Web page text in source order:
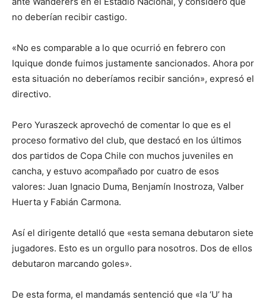
no deberían recibir castigo.
«No es comparable a lo que ocurrió en febrero con
Iquique donde fuimos justamente sancionados. Ahora por
esta situación no deberíamos recibir sanción», expresó el
directivo.
Pero Yuraszeck aprovechó de comentar lo que es el
proceso formativo del club, que destacó en los últimos
dos partidos de Copa Chile con muchos juveniles en
cancha, y estuvo acompañado por cuatro de esos
valores: Juan Ignacio Duma, Benjamín Inostroza, Valber
Huerta y Fabián Carmona.
Así el dirigente detalló que «esta semana debutaron siete
jugadores. Esto es un orgullo para nosotros. Dos de ellos
debutaron marcando goles».
De esta forma, el mandamás sentenció que «la ‘U’ ha